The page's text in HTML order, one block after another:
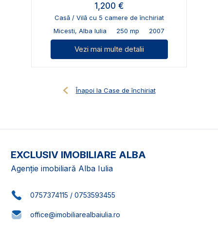
1,200 €
Casă / Vilă cu 5 camere de închiriat
Micesti, Alba Iulia
250 mp 2007
Vezi mai multe detalii
Înapoi la Case de închiriat
EXCLUSIV IMOBILIARE ALBA
Agenție imobiliară Alba Iulia
0757374115 / 0753593455
office@imobiliarealbaiulia.ro